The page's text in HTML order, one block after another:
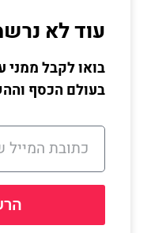
עוד לא
בואו לקבל ממני
בעולם הכסף